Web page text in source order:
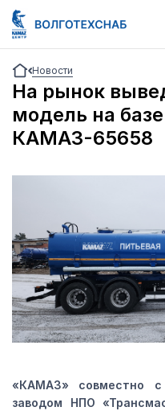
Новости
На рынок
модель на
КАМАЗ-65658
«КАМАЗ» совместно
заводом НПО